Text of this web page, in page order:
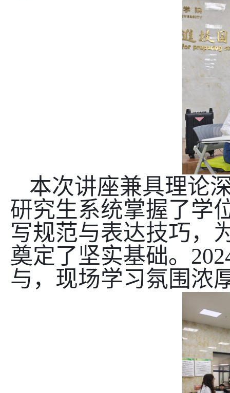
本次讲座兼具理论
研究生系统掌握了学
写规范与表达技巧，
奠定了坚实基础。
与，现场学习氛围浓